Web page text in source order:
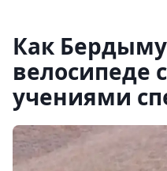
Как
велосипеде
учениями